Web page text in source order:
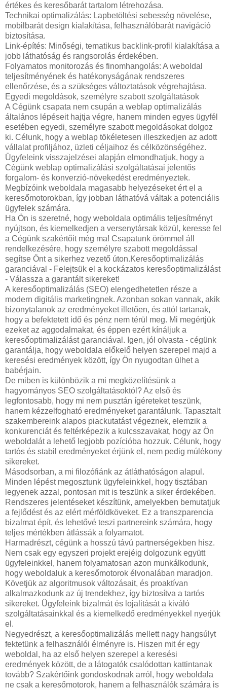
értékes és keresőbarát tartalom létrehozása.
Technikai optimalizálás: Lapbetöltési sebesség növelése,
mobilbarát design kialakítása, felhasználóbarát navigáció
biztosítása.
Link-építés: Minőségi, tematikus backlink-profil kialakítása a
jobb láthatóság és rangsorolás érdekében.
Folyamatos monitorozás és finomhangolás: A weboldal
teljesítményének és hatékonyságának rendszeres
ellenőrzése, és a szükséges változtatások végrehajtása.
Egyedi megoldások, személyre szabott szolgáltatások
A Cégünk csapata nem csupán a weblap optimalizálás
általános lépéseit hajtja végre, hanem minden egyes ügyfél
esetében egyedi, személyre szabott megoldásokat dolgoz
ki. Célunk, hogy a weblap tökéletesen illeszkedjen az adott
vállalat profiljához, üzleti céljaihoz és célközönségéhez.
Ügyfeleink visszajelzései alapján elmondhatjuk, hogy a
Cégünk weblap optimalizálási szolgáltatásai jelentős
forgalom- és konverzió-növekedést eredményeztek.
Megbízóink weboldala magasabb helyezéseket ért el a
keresőmotorokban, így jobban láthatóvá váltak a potenciális
ügyfelek számára.
Ha Ön is szeretné, hogy weboldala optimális teljesítményt
nyújtson, és kiemelkedjen a versenytársak közül, keresse fel
a Cégünk szakértőit még ma! Csapatunk örömmel áll
rendelkezésére, hogy személyre szabott megoldással
segítse Önt a sikerhez vezető úton.Keresőoptimalizálás
garanciával - Felejtsük el a kockázatos keresőoptimalizálást
- Válassza a garantált sikereket!
A keresőoptimalizálás (SEO) elengedhetetlen része a
modern digitális marketingnek. Azonban sokan vannak, akik
bizonytalanok az eredményeket illetően, és attól tartanak,
hogy a befektetett idő és pénz nem térül meg. Mi megértjük
ezeket az aggodalmakat, és éppen ezért kínáljuk a
keresőoptimalizálást garanciával. Igen, jól olvasta - cégünk
garantálja, hogy weboldala előkelő helyen szerepel majd a
keresési eredmények között, így Ön nyugodtan ülhet a
babérjain.
De miben is különbözik a mi megközelítésünk a
hagyományos SEO szolgáltatásoktól? Az első és
legfontosabb, hogy mi nem pusztán ígéreteket teszünk,
hanem kézzelfogható eredményeket garantálunk. Tapasztalt
szakembereink alapos piackutatást végeznek, elemzik a
konkurenciát és feltérképezik a kulcsszavakat, hogy az Ön
weboldalát a lehető legjobb pozícióba hozzuk. Célunk, hogy
tartós és stabil eredményeket érjünk el, nem pedig múlékony
sikereket.
Másodsorban, a mi filozófiánk az átláthatóságon alapul.
Minden lépést megosztunk ügyfeleinkkel, hogy tisztában
legyenek azzal, pontosan mit is teszünk a siker érdekében.
Rendszeres jelentéseket készítünk, amelyekben bemutatjuk
a fejlődést és az elért mérföldköveket. Ez a transzparencia
bizalmat épít, és lehetővé teszi partnereink számára, hogy
teljes mértékben átlássák a folyamatot.
Harmadrészt, cégünk a hosszú távú partnerségekben hisz.
Nem csak egy egyszeri projekt erejéig dolgozunk együtt
ügyfeleinkkel, hanem folyamatosan azon munkálkodunk,
hogy weboldaluk a keresőmotorok élvonalában maradjon.
Követjük az algoritmusok változásait, és proaktívan
alkalmazkodunk az új trendekhez, így biztosítva a tartós
sikereket. Ügyfeleink bizalmát és lojalitását a kiváló
szolgáltatásainkkal és a kiemelkedő eredményekkel nyerjük
el.
Negyedrészt, a keresőoptimalizálás mellett nagy hangsúlyt
fektetünk a felhasználói élményre is. Hiszen mit ér egy
weboldal, ha az első helyen szerepel a keresési
eredmények között, de a látogatók csalódottan kattintanak
tovább? Szakértőink gondoskodnak arról, hogy weboldala
ne csak a keresőmotorok, hanem a felhasználók számára is